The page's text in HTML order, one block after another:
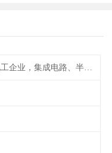
主要应用于化工企业，集成电路、半导体、光伏电池